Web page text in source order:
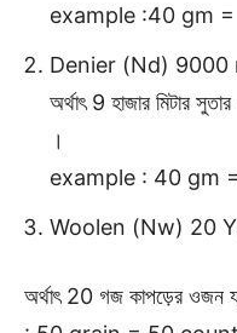
example :40 gm
Denier (Nd) 9000
অর্থাৎ 9 হাজার মিটার
।
example : 40 gm
Woolen (Nw) 20
অর্থাৎ 20 গজ কাপড়ের